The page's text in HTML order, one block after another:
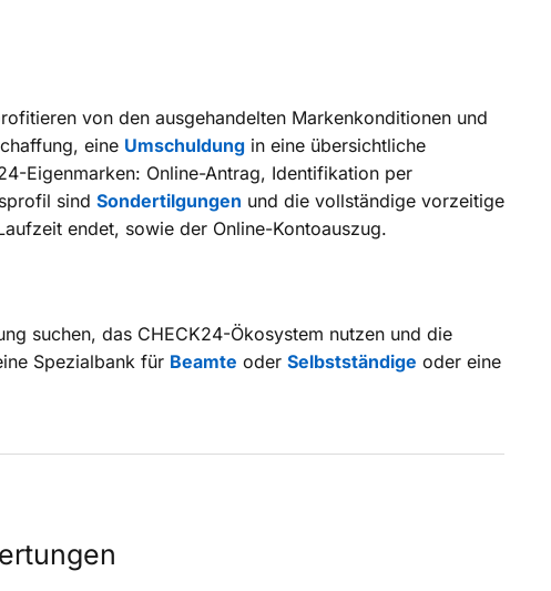
von den ausgehandelten Markenkonditionen und
eine Umschuldung in eine übersichtliche
Eigenmarken: Online-Antrag, Identifikation per
sind Sondertilgungen und die vollständige vorzeitige
endet, sowie der Online-Kontoauszug.
suchen, das CHECK24-Ökosystem nutzen und die
Spezialbank für Beamte oder Selbstständige oder eine